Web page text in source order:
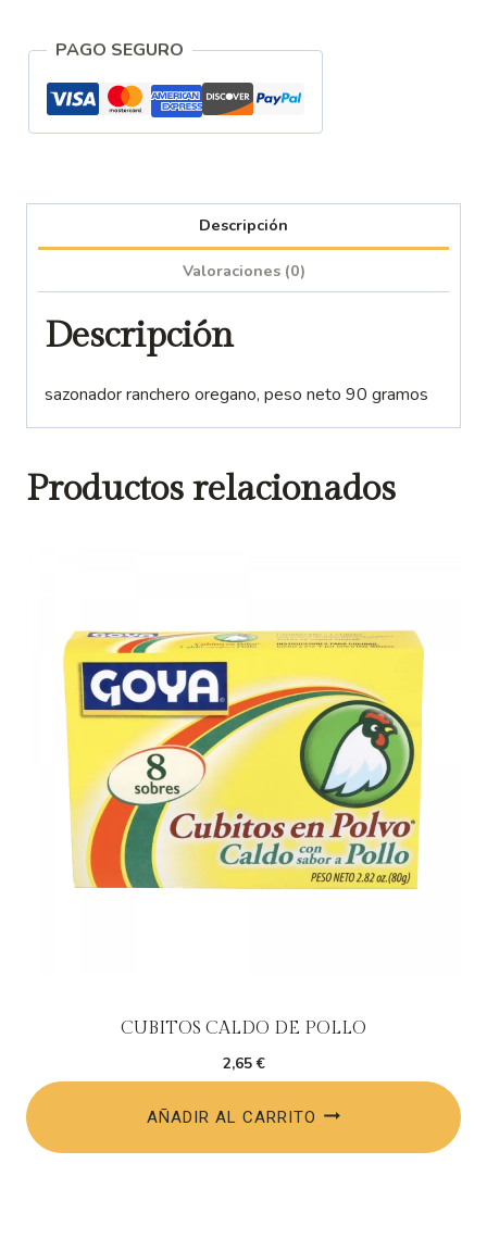
PAGO SEGURO
Descripción
Valoraciones (0)
Descripción
sazonador ranchero oregano, peso neto 90 gramos
Productos relacionados
CUBITOS CALDO DE POLLO
2,65€
AÑADIR AL CARRITO